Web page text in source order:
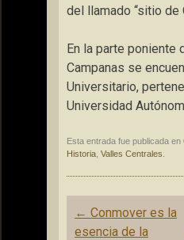
del llamado “sitio de
En la parte poniente
Campanas se
Universitario,
Universidad
Esta entrada fue publicada en
Historia Valles Centrales
Navegación
de
← Conmover es la
esencia de la